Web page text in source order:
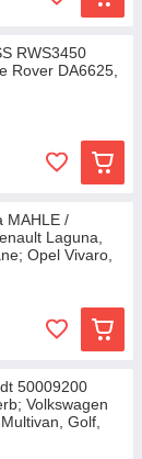
RWS3450
Rover DA6625,
MAHLE /
Laguna,
Opel Vivaro,
50009200
Volkswagen
Golf,